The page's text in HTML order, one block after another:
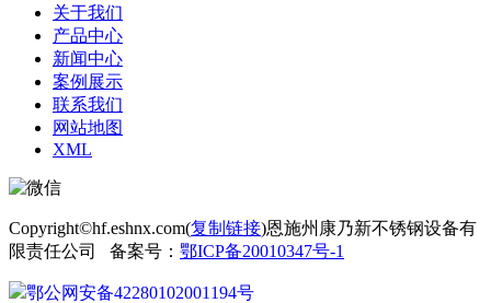
关于我们
产品中心
新闻中心
案例展示
联系我们
网站地图
XML
Copyright©hf.eshnx.com(复制链接)恩施州康乃新不锈钢设备有
限责任公司 备案号： 鄂ICP备20010347号-1
鄂公网安备42280102001194号